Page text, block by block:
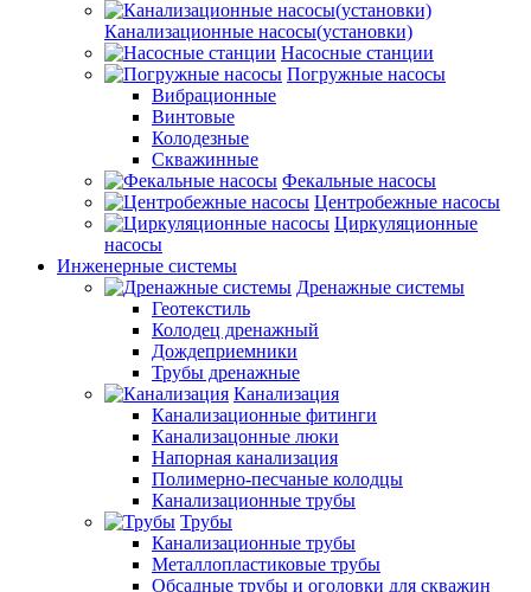
Канализационные насосы(установки)
Насосные станции
Погружные насосы
Вибрационные
Винтовые
Колодезные
Скважинные
Фекальные насосы
Центробежные насосы
Циркуляционные
насосы
Инженерные системы
Дренажные системы
Геотекстиль
Колодец дренажный
Дождеприемники
Трубы дренажные
Канализация
Канализационные фитинги
Канализацонные люки
Напорная канализация
Полимерно-песчаные колодцы
Канализационные трубы
Трубы
Канализационные трубы
Металлопластиковые трубы
Обсадные трубы и оголовки для скважин